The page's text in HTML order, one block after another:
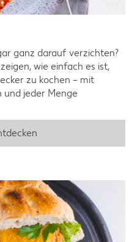
ganz darauf verzichten?
wie einfach es ist,
zu kochen – mit
und jeder Menge